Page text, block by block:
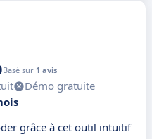
Basé sur 1 avis
Démo gratuite
grâce à cet outil intuitif